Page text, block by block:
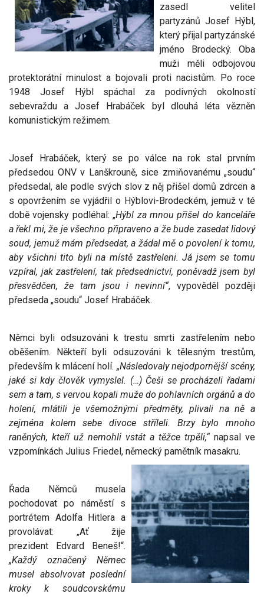
zasedl velitel
partyzánů Josef Hýbl,
který přijal partyzánské
jméno Brodecký. Oba
muži měli odbojovou
protektorátní minulost a bojovali proti nacistům. Po roce
1948 Josef Hýbl spáchal za podivných okolností
sebevraždu a Josef Hrabáček byl dlouhá léta vězněn
komunistickým režimem.
Josef Hrabáček, který se po válce na rok stal prvním
předsedou ONV v Lanškrouně, sice zmiňovanému „soudu“
předsedal, ale podle svých slov z něj přišel domů zdrcen a
s opovržením se vyjádřil o Hýblovi-Brodeckém, jemuž v té
době vojensky podléhal: „Hýbl za mnou přišel do kanceláře
a řekl mi, že je všechno připraveno a že bude zasedat lidový
soud, jemuž mám předsedat, a žádal mě o povolení k tomu,
aby všichni tito byli na místě zastřeleni. Já jsem se tomu
vzpíral, jak zastřelení, tak předsednictví, poněvadž jsem byl
přesvědčen, že tam jsou i nevinní“, vypověděl později
předseda „soudu“ Josef Hrabáček.
Němci byli odsuzováni k trestu smrti zastřelením nebo
oběšením. Někteří byli odsuzováni k tělesným trestům,
především k mlácení holí. „Následovaly nejodpornější scény,
jaké si kdy člověk vymyslel. (…) Češi se procházeli řadami
sem a tam, s vervou kopali muže do pohlavních orgánů a do
holení, mlátili je všemožnými předměty, plivali na ně a
zejména kolem sebe divoce stříleli. Brzy bylo mnoho
raněných, kteří už nemohli vstát a těžce trpěli,“napsal ve
vzpomínkách Julius Friedel, německý pamětník masakru.
Řada Němců musela
pochodovat po náměstí s
portrétem Adolfa Hitlera a
provolávat: „Ať žije
prezident Edvard Beneš!“.
„Každý označený Němec
musel absolvovat poslední
kroky k soudcovskému